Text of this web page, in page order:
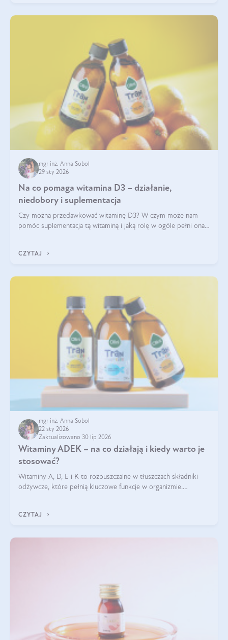
mgr inż. Anna Sobol
29 sty 2026
Na co pomaga witamina D3 – działanie,
niedobory i suplementacja
Czy można przedawkować witaminę D3? W czym może nam
pomóc suplementacja tą witaminą i jaką rolę w ogóle pełni ona
robić?
CZYTAJ
mgr inż. Anna Sobol
22 sty 2026
Zaktualizowano 30 lip 2026
Witaminy ADEK – na co działają i kiedy warto je
stosować?
Witaminy A, D, E i K to rozpuszczalne w tłuszczach składniki
odżywcze, które pełnią kluczowe funkcje w organizmie.
CZYTAJ